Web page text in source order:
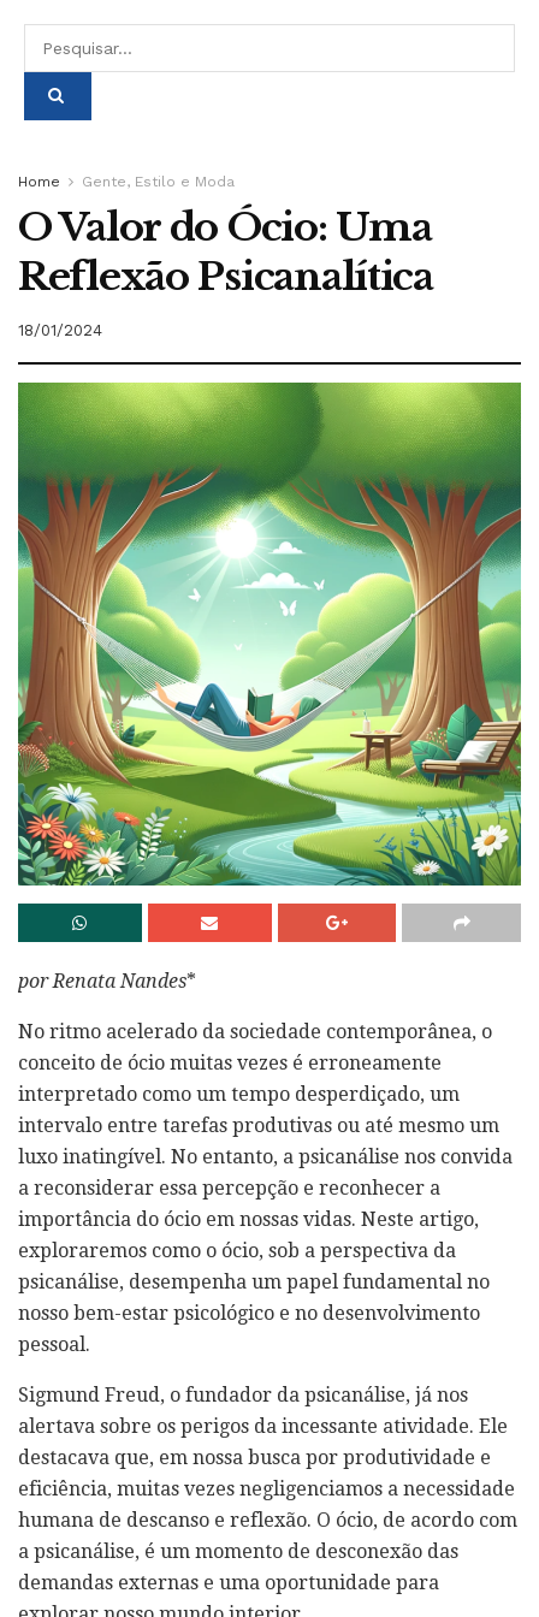
Home Gente, Estilo e Moda
O Valor do Ócio: Uma
Reflexão Psicanalítica
18/01/2024
por Renata Nandes*
No ritmo acelerado da sociedade contemporânea, o
conceito de ócio muitas vezes é erroneamente
interpretado como um tempo desperdiçado, um
intervalo entre tarefas produtivas ou até mesmo um
luxo inatingível. No entanto, a psicanálise nos convida
a reconsiderar essa percepção e reconhecer a
importância do ócio em nossas vidas. Neste artigo,
exploraremos como o ócio, sob a perspectiva da
psicanálise, desempenha um papel fundamental no
nosso bem-estar psicológico e no desenvolvimento
pessoal.
Sigmund Freud, o fundador da psicanálise, já nos
alertava sobre os perigos da incessante atividade. Ele
destacava que, em nossa busca por produtividade e
eficiência, muitas vezes negligenciamos a necessidade
humana de descanso e reflexão. O ócio, de acordo com
a psicanálise, é um momento de desconexão das
demandas externas e uma oportunidade para